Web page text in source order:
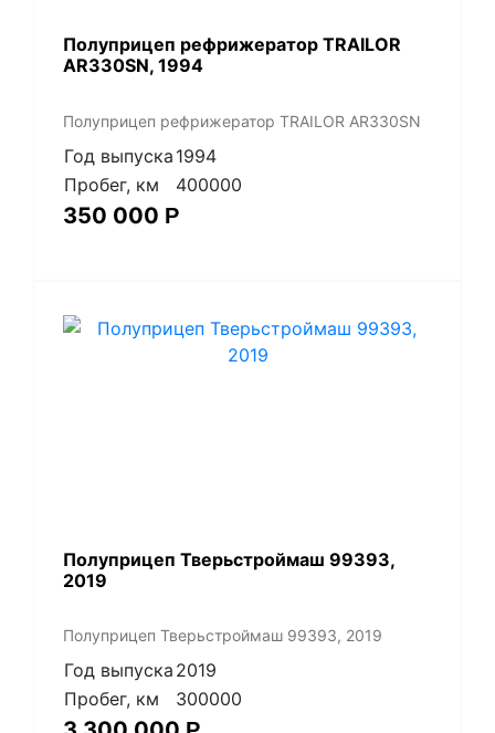
Полуприцеп рефрижератор TRAILOR
AR330SN, 1994
Полуприцеп рефрижератор TRAILOR AR330SN
Год выпуска 1994
Пробег, км
400000
350 000 Р
Полуприцеп Тверьстроймаш 99393,
2019
Полуприцеп Тверьстроймаш 99393, 2019
Год выпуска 2019
Пробег, км
300000